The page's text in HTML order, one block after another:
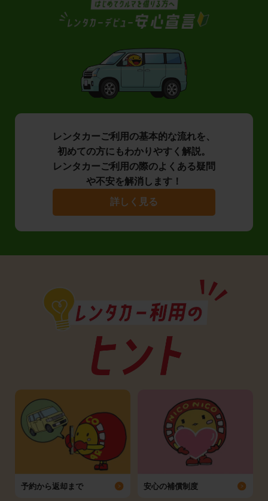
レンタカーご利用の基本的な流れを、
初めての方にもわかりやすく解説。
レンタカーご利用の際のよくある疑問
や不安を解消します！
詳しく見る
予約から返却まで 安心の補償制度